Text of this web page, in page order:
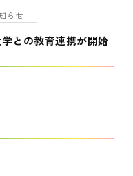
らせ
との教育連携が開始